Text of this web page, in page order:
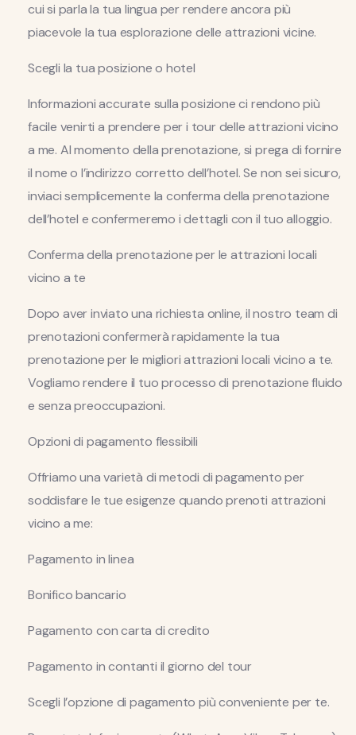
cui si parla la tua lingua per rendere ancora più
piacevole la tua esplorazione delle attrazioni vicine.
Scegli la tua posizione o hotel
Informazioni accurate sulla posizione ci rendono più
facile venirti a prendere per i tour delle attrazioni vicino
a me. Al momento della prenotazione, si prega di fornire
il nome o l’indirizzo corretto dell’hotel. Se non sei sicuro,
inviaci semplicemente la conferma della prenotazione
dell’hotel e confermeremo i dettagli con il tuo alloggio.
Conferma della prenotazione per le attrazioni locali
vicino a te
Dopo aver inviato una richiesta online, il nostro team di
prenotazioni confermerà rapidamente la tua
prenotazione per le migliori attrazioni locali vicino a te.
Vogliamo rendere il tuo processo di prenotazione fluido
e senza preoccupazioni.
Opzioni di pagamento flessibili
Offriamo una varietà di metodi di pagamento per
soddisfare le tue esigenze quando prenoti attrazioni
vicino a me:
Pagamento in linea
Bonifico bancario
Pagamento con carta di credito
Pagamento in contanti il giorno del tour
Scegli l’opzione di pagamento più conveniente per te.